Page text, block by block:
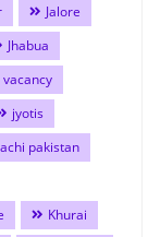
Jalore
Jhabua
vacancy
jyotis
pakistan
Khurai